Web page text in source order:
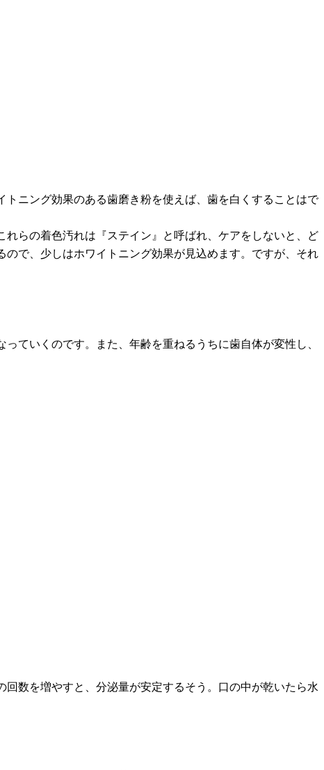
ニング効果のある歯磨き粉を使えば、歯を白くすることはで
らの着色汚れは『ステイン』と呼ばれ、ケアをしないと、ど
で、少しはホワイトニング効果が見込めます。ですが、それ
ていくのです。また、年齢を重ねるうちに歯自体が変性し、
数を増やすと、分泌量が安定するそう。口の中が乾いたら水